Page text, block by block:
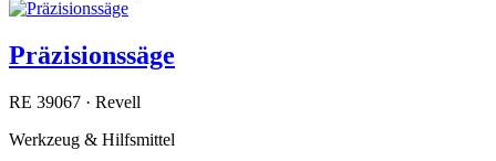
Präzisionssäge
RE 39067 · Revell
Werkzeug & Hilfsmittel